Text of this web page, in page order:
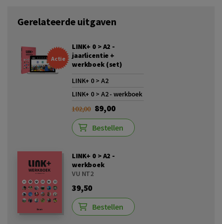
Gerelateerde uitgaven
Actie
LINK+ 0 > A2 -
jaarlicentie +
werkboek (set)
LINK+ 0 > A2
LINK+ 0 > A2 - werkboek
102,00 89,00
Bestellen
LINK+ 0 > A2 -
werkboek
VU NT2
39,50
Bestellen